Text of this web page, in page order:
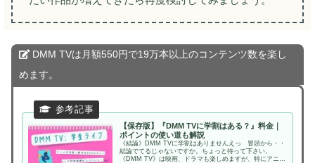
DMM TVは月額550円で19万本以上のコンテンツ数を楽し
めます。
【保存版】『DMM TVに学割はある？』料金｜
ポイントの使い道も解説
《結論》DMM TVに学割はありませんえっ 冒頭から・・
結論でてるじゃないですか。ちょっと待って下さい。
《DMM TV》は映画、ドラマも楽しめますが、特にアニメ